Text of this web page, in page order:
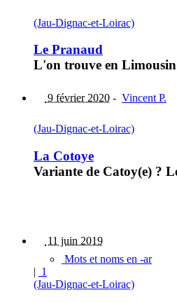
(Jau-Dignac-et-Loirac)
Le Pranaud
L'on trouve en
9 février 2020 - Vincent P.
(Jau-Dignac-et-Loirac)
La Cotoye
Variante de Catoy(e) ?
11 juin 2019
Mots et noms en -ar
| 1
(Jau-Dignac-et-Loirac)